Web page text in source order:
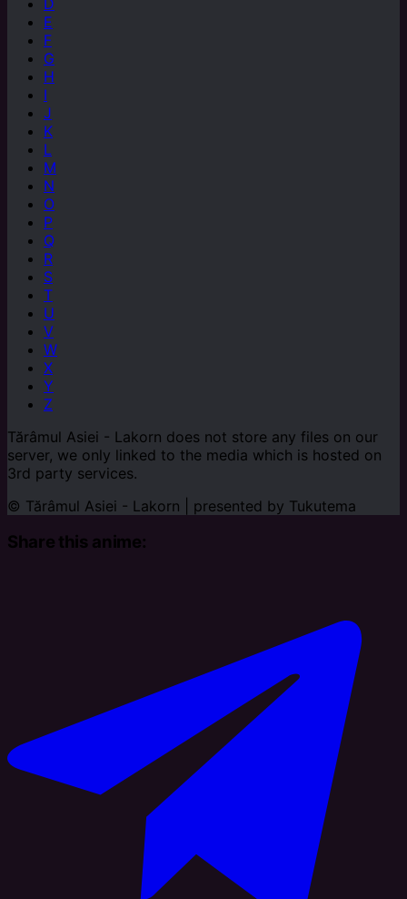
E
F
G
H
I
J
K
L
M
N
O
P
Q
R
S
T
U
V
W
X
Y
Z
Tărâmul Asiei - Lakorn does not store any files on our
server, we only linked to the media which is hosted on
3rd party services.
© Tărâmul Asiei - Lakorn | presented by Tukutema
Share this anime: